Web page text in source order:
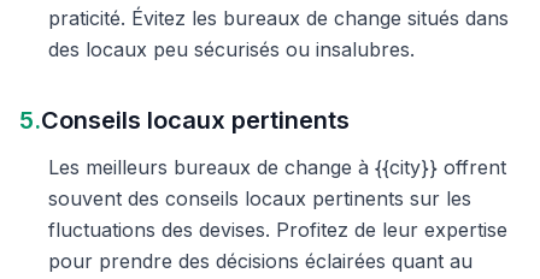
praticité. Évitez les bureaux de change situés dans
des locaux peu sécurisés ou insalubres.
5.Conseils locaux pertinents
Les meilleurs bureaux de change à {{city}} offrent
souvent des conseils locaux pertinents sur les
fluctuations des devises. Profitez de leur expertise
pour prendre des décisions éclairées quant au